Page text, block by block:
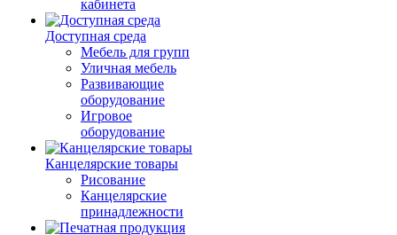
кабинета
Доступная среда
Мебель для групп
Уличная мебель
Развивающие
оборудование
Игровое
оборудование
Канцелярские товары
Рисование
Канцелярские
принадлежности